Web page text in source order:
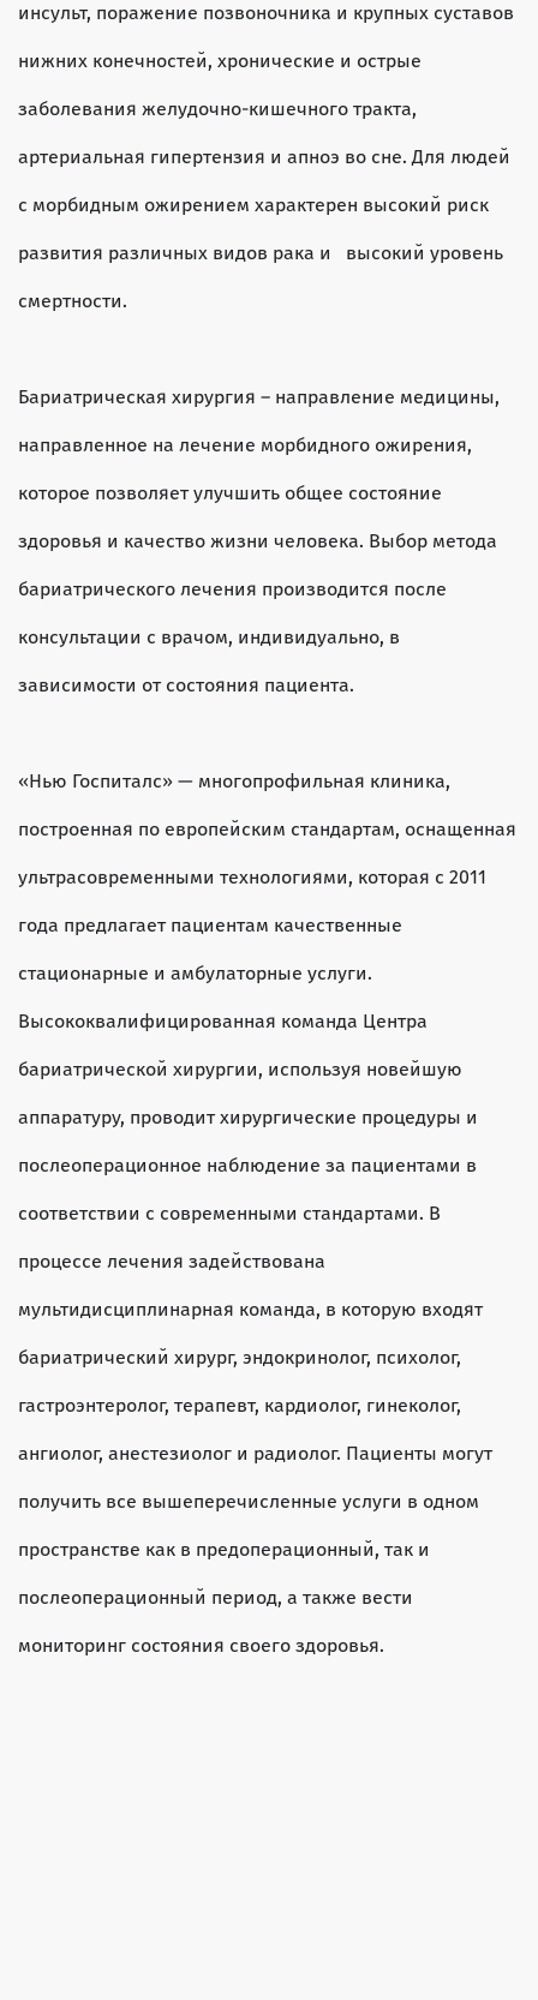
инсульт, поражение позвоночника и крупных суставов
нижних конечностей, хронические и острые
заболевания желудочно-кишечного тракта,
артериальная гипертензия и апноэ во сне. Для людей
с морбидным ожирением характерен высокий риск
развития различных видов рака и высокий уровень
смертности.
Бариатрическая хирургия – направление медицины,
направленное на лечение морбидного ожирения,
которое позволяет улучшить общее состояние
здоровья и качество жизни человека. Выбор метода
бариатрического лечения производится после
консультации с врачом, индивидуально, в
зависимости от состояния пациента.
«Нью Госпиталс» — многопрофильная клиника,
построенная по европейским стандартам, оснащенная
ультрасовременными технологиями, которая с 2011
года предлагает пациентам качественные
стационарные и амбулаторные услуги.
Высококвалифицированная команда Центра
бариатрической хирургии, используя новейшую
аппаратуру, проводит хирургические процедуры и
послеоперационное наблюдение за пациентами в
соответствии с современными стандартами. В
процессе лечения задействована
мультидисциплинарная команда, в которую входят
бариатрический хирург, эндокринолог, психолог,
гастроэнтеролог, терапевт, кардиолог, гинеколог,
ангиолог, анестезиолог и радиолог. Пациенты могут
получить все вышеперечисленные услуги в одном
пространстве как в предоперационный, так и
послеоперационный период, а также вести
мониторинг состояния своего здоровья.